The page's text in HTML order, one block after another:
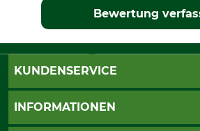
Bewertung
KUNDENSERVICE
Live-Shopping
INFORMATIONEN